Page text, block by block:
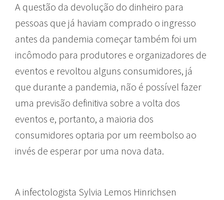
A questão da devolução do dinheiro para
pessoas que já haviam comprado o ingresso
antes da pandemia começar também foi um
incômodo para produtores e organizadores de
eventos e revoltou alguns consumidores, já
que durante a pandemia, não é possível fazer
uma previsão definitiva sobre a volta dos
eventos e, portanto, a maioria dos
consumidores optaria por um reembolso ao
invés de esperar por uma nova data.
A infectologista Sylvia Lemos Hinrichsen